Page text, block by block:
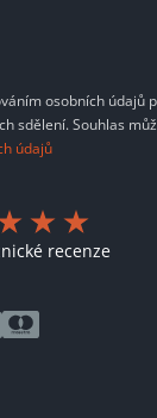
osobních údajů
sdělení. Souhlas
údajů
recenze